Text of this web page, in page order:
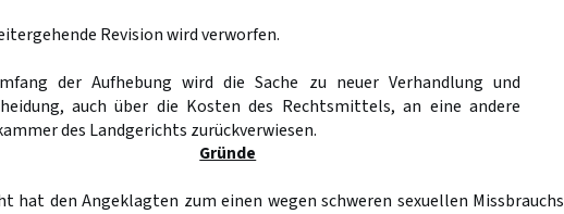
Revision wird verworfen.
der Aufhebung wird die Sache zu neuer Verhandlung und
auch über die Kosten des Rechtsmittels, an eine andere
des Landgerichts zurückverwiesen.
Gründe
hat den Angeklagten zum einen wegen schweren sexuellen Missbrauchs